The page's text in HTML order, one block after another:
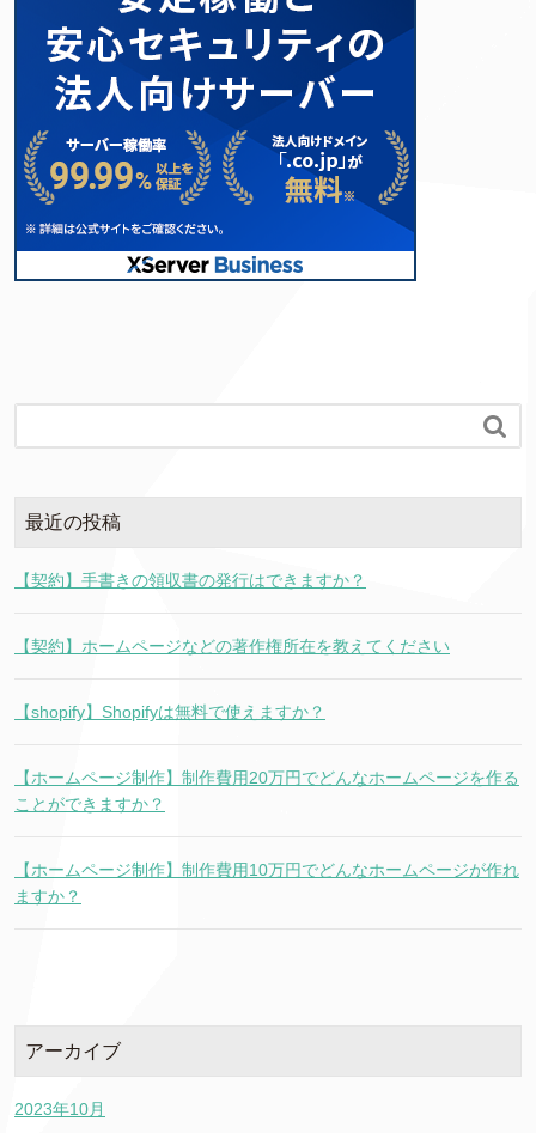

最近の投稿
【契約】手書きの領収書の発行はできますか？
【契約】ホームページなどの著作権所在を教えてください
【shopify】Shopifyは無料で使えますか？
【ホームページ制作】制作費用20万円でどんなホームページを作る
ことができますか？
【ホームページ制作】制作費用10万円でどんなホームページが作れ
ますか？
アーカイブ
2023年10月